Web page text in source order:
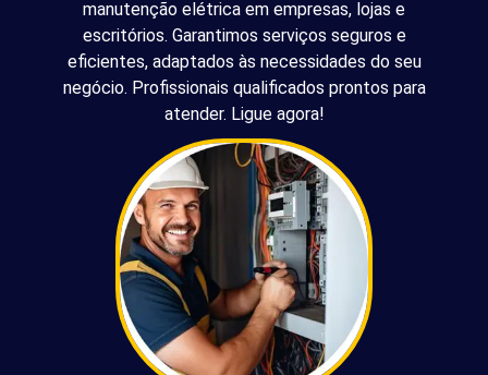
manutenção elétrica em empresas, lojas e
escritórios. Garantimos serviços seguros e
eficientes, adaptados às necessidades do seu
negócio. Profissionais qualificados prontos para
atender. Ligue agora!